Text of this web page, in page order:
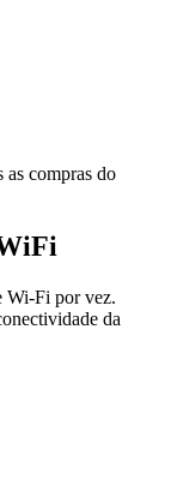
as compras do
Wi-Fi por vez.
da